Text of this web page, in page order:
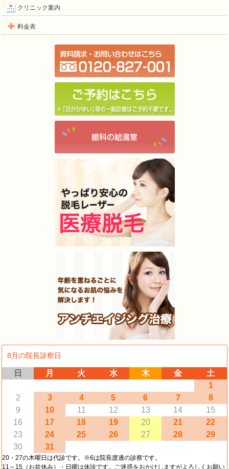
クリニック案内
料金表
8月の院長診察日
日 月 火 水 木 金
土
1
2
3 4 5 6 7
8
9
10 11 12 13 14
15
16
17 18 19 20 21
22
23
24 25 26 27 28
29
30
31
20・27の木曜日は代診です。※6は院長渡邊の診察です。
11～15（お盆休み）・日曜は休診です。ご迷惑をおかけしますがよろしくお願い